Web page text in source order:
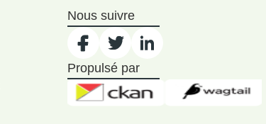
Nous suivre
Propulsé par